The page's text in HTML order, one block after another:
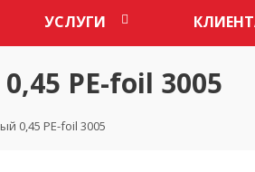
УСЛУГИ
PE-foil 3005
0,45 PE-foil 3005